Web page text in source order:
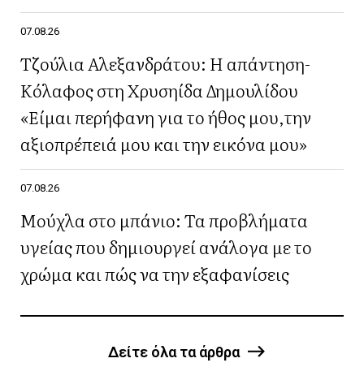
07.08.26
Τζούλια Αλεξανδράτου: Η απάντηση-
Κόλαφος στη Χρυσηίδα Δημουλίδου
«Είμαι περήφανη για το ήθος μου,την
αξιοπρέπειά μου και την εικόνα μου»
07.08.26
Μούχλα στο μπάνιο: Τα προβλήματα
υγείας που δημιουργεί ανάλογα με το
χρώμα και πώς να την εξαφανίσεις
Δείτε όλα τα άρθρα